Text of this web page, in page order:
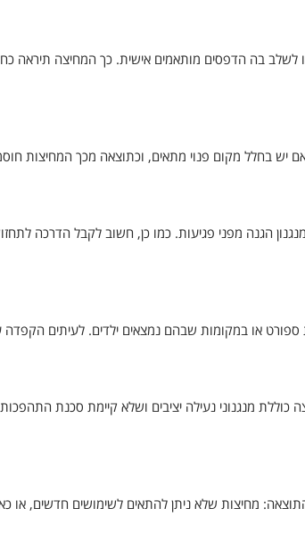
או לשלב בה הדפסים מותאמים אישית. כך המחיצה תיראה
אם יש בחלל מקום פנוי מתאים, וכתוצאה מכך המחיצות
הגנה מפני פגיעות. כמו כן, חשוב לקבל הדרכה
ספורט או במקומות שבהם נמצאים ילדים. לעיתים הקפדה
כוללת מנגנוני נעילה יציבים ושלא קיימת סכנת
מחיצות שלא ניתן להתאים לשימושים חדשים, או